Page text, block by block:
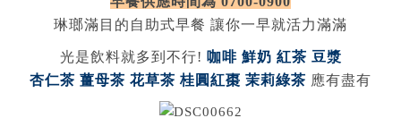
琳瑯滿目的自助式早餐 讓你一早就活力滿滿
光是飲料就多到不行! 咖啡 鮮奶 紅茶 豆漿
杏仁茶 薑母茶 花草茶 桂圓紅棗 茉莉綠茶 應有盡有